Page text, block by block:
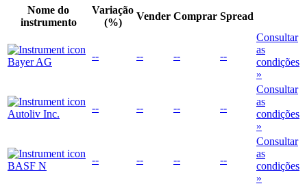
Nome do
instrumento
Variação
(%)
Vender Comprar Spread
Bayer AG
-- -- -- --
Consultar
as
condições
»
Autoliv Inc.
-- -- -- --
Consultar
as
condições
»
BASF N
-- -- -- --
Consultar
as
condições
»